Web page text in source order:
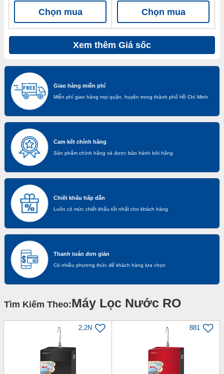
Chọn mua Chọn mua
Xem thêm Giá sốc
Giao hàng miễn phí
Miễn phí giao hàng mọi quận, huyện trong thành phố Hồ Chí Minh
Cam kết chính hãng
Sản phẩm chính hãng và được bảo hành bởi hãng
Chiết khấu hấp dẫn
Luôn có mức chiết khấu tốt nhất cho khách hàng
Thanh toán đơn giản
Có nhiều phương thức để khách hàng lựa chọn
Tìm Kiếm Theo:Máy Lọc Nước RO
2,2N 881